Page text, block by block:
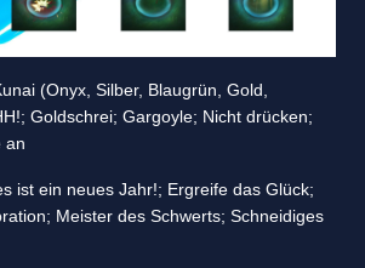
(Onyx, Silber, Blaugrün, Gold,
Goldschrei; Gargoyle; Nicht drücken;
an
ist ein neues Jahr!; Ergreife das Glück;
Meister des Schwerts; Schneidiges